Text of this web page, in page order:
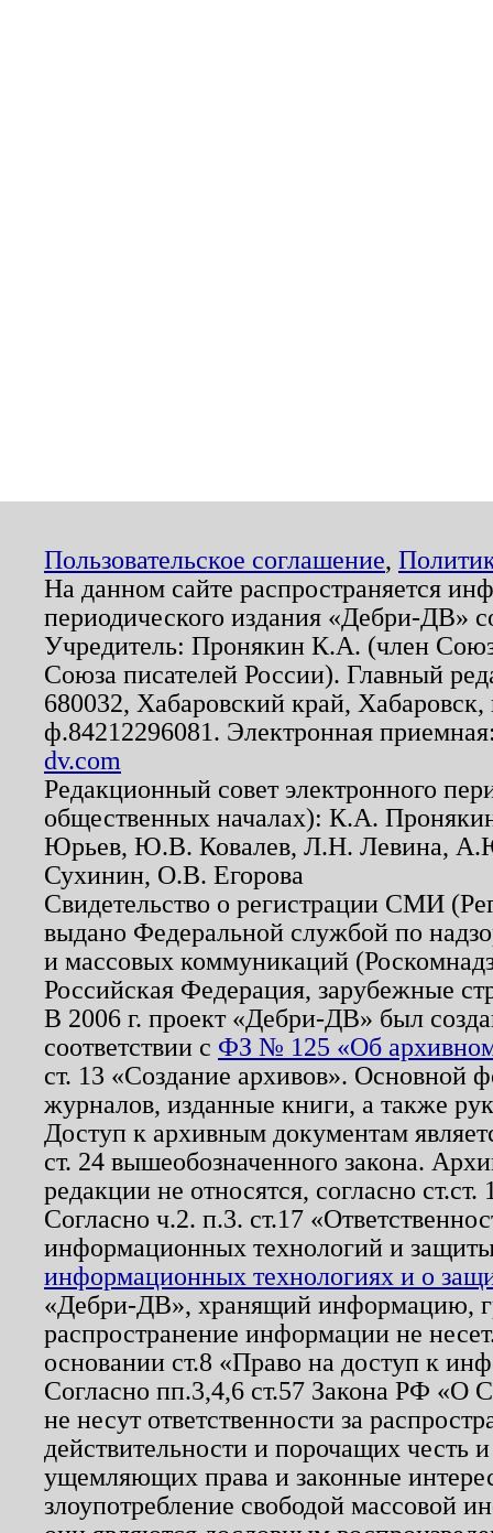
Пользовательское соглашение,
На данном сайте распространяется
периодического издания «Дебри-ДВ»
Учредитель: Пронякин К.А. (член
Союза писателей России). Главный
680032, Хабаровский край,
ф.84212296081. Электронная
dv.com
Редакционный совет электронного
общественных началах): К.А.
Юрьев, Ю.В. Ковалев, Л.Н. Левина,
Сухинин, О.В. Егорова
Свидетельство о регистрации СМИ
выдано Федеральной службой по
и массовых коммуникаций
Российская Федерация, зарубежные
В 2006 г. проект «Дебри-ДВ» был
соответствии с ФЗ № 125 «Об
ст. 13 «Создание архивов». Основной
журналов, изданные книги, а также
Доступ к архивным документам
ст. 24 вышеобозначенного закона.
редакции не относятся, согласно
Согласно ч.2. п.3. ст.17
информационных технологий и
информационных технологиях и о
«Дебри-ДВ», хранящий информацию,
распространение информации не
основании ст.8 «Право на доступ к
Согласно пп.3,4,6 ст.57 Закона РФ «О
не несут ответственности за
действительности и порочащих честь
ущемляющих права и законные
злоупотребление свободой массовой